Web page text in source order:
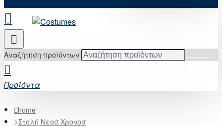
Αναζήτηση προϊόντων
Προϊόντα
home
Στολή Νεοσ Χρονοσ